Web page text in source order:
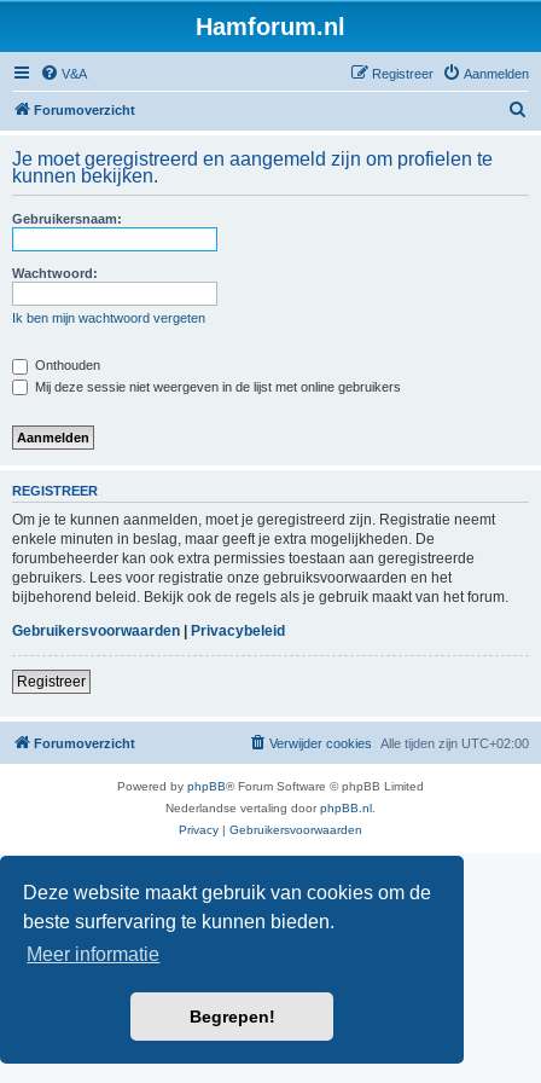
Deze website maakt gebruik van cookies om de
beste surfervaring te kunnen bieden.
Meer informatie
Begrepen!
Hamforum.nl
V&A Aanmelden
Registreer
Forumoverzicht
k
Je moet geregistreerd en aangemeld zijn om profielen te
kunnen bekijken.
Gebruikersnaam:
Wachtwoord:
Ik ben mijn wachtwoord vergeten
Onthouden
Mij deze sessie niet weergeven in de lijst met online gebruikers
REGISTREER
Om je te kunnen aanmelden, moet je geregistreerd zijn. Registratie neemt
enkele minuten in beslag, maar geeft je extra mogelijkheden. De
forumbeheerder kan ook extra permissies toestaan aan geregistreerde
gebruikers. Lees voor registratie onze gebruiksvoorwaarden en het
bijbehorend beleid. Bekijk ook de regels als je gebruik maakt van het forum.
Gebruikersvoorwaarden | Privacybeleid
Registreer
Forumoverzicht Alle tijden zijn UTC+02:00
Verwijder cookies
Powered by phpBB® Forum Software © phpBB Limited
Nederlandse vertaling doorphpBB.nl
Privacy | Gebruikersvoorwaarden